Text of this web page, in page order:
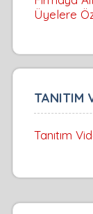
Üyelere
TANITIM
Tanıtım